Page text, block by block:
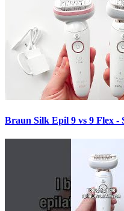
Braun Silk Epil 9 vs 9 Flex